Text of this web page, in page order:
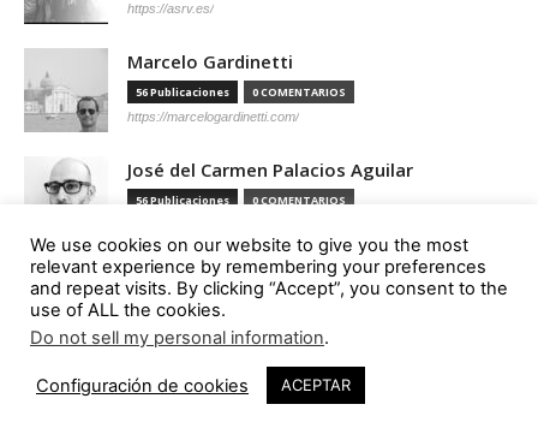
https://asrv.es/
Marcelo Gardinetti
56 Publicaciones 0 COMENTARIOS
https://marcelogardinetti.com/
José del Carmen Palacios Aguilar
56 Publicaciones 0 COMENTARIOS
Aldo G. Facho Dede
51 Publicaciones
http://urbanistas.lat/
Sergio de Miguel García
We use cookies on our website to give you the most
relevant experience by remembering your preferences
and repeat visits. By clicking “Accept”, you consent to the
use of ALL the cookies.
Do not sell my personal information.
Configuración de cookies ACEPTAR